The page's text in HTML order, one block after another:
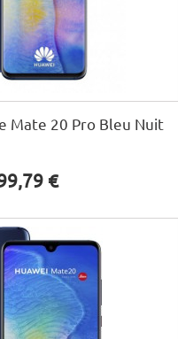
Mate 20 Pro Bleu Nuit
€